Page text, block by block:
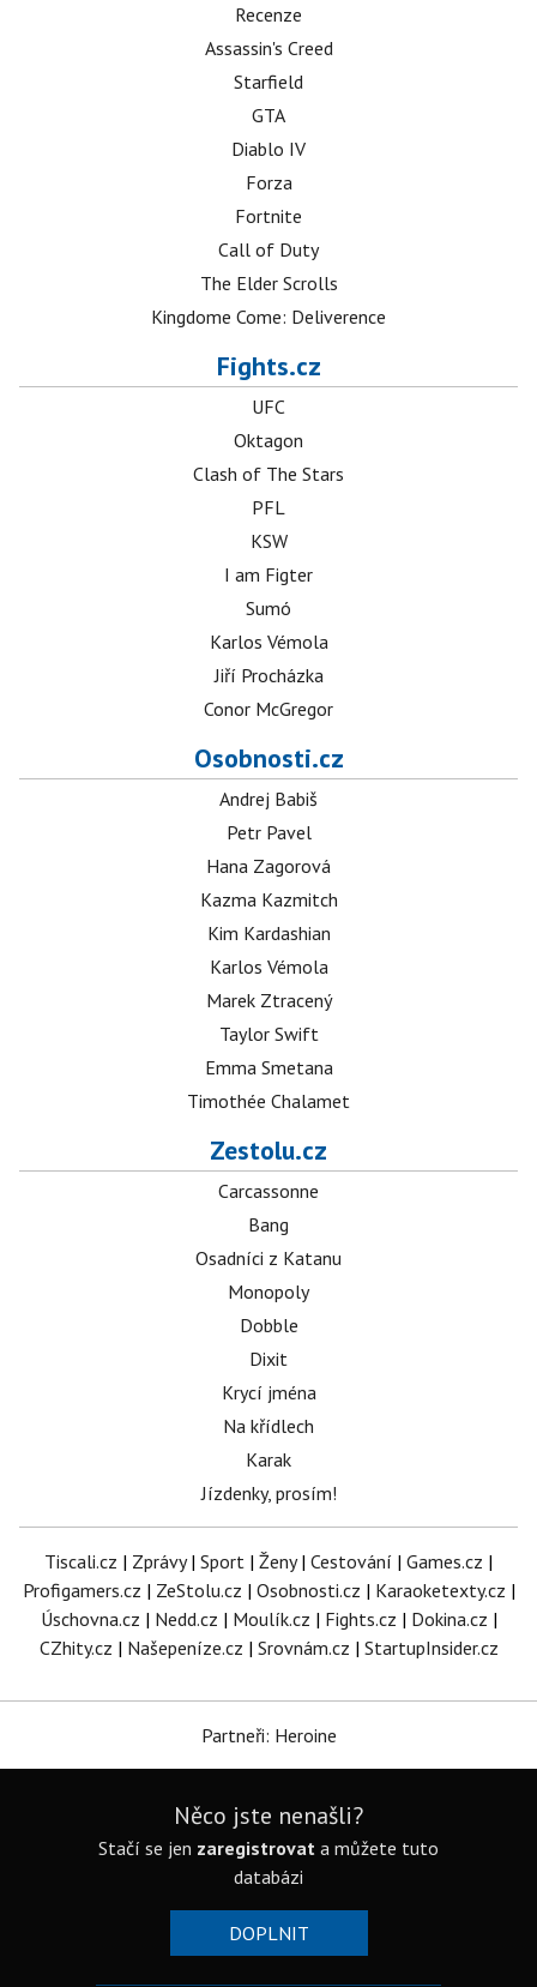
Recenze
Assassin's Creed
Starfield
GTA
Diablo IV
Forza
Fortnite
Call of Duty
The Elder Scrolls
Kingdome Come: Deliverence
Fights.cz
UFC
Oktagon
Clash of The Stars
PFL
KSW
I am Figter
Sumó
Karlos Vémola
Jiří Procházka
Conor McGregor
Osobnosti.cz
Andrej Babiš
Petr Pavel
Hana Zagorová
Kazma Kazmitch
Kim Kardashian
Karlos Vémola
Marek Ztracený
Taylor Swift
Emma Smetana
Timothée Chalamet
Zestolu.cz
Carcassonne
Bang
Osadníci z Katanu
Monopoly
Dobble
Dixit
Krycí jména
Na křídlech
Karak
Jízdenky, prosím!
Tiscali.cz | Zprávy| Sport | Ženy| Cestování | Games.cz |
Profigamers.cz | ZeStolu.cz | Osobnosti.cz | Karaoketexty.cz |
Úschovna.cz | Nedd.cz | Moulík.cz | Fights.cz | Dokina.cz |
CZhity.cz | Našepeníze.cz | Srovnám.cz | StartupInsider.cz
Partneři: Heroine
Něco jste nenašli?
Stačí se jen zaregistrovat a můžete tuto
databázi
DOPLNIT